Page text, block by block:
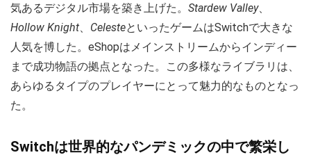
気あるデジタル市場を築き上げた。 Stardew Valley、
Hollow Knight
CelesteといったゲームはSwitchで大きな
人気を博した。eShopはメインストリームからインディー
まで成功物語の拠点となった。この多様なライブラリは、
あらゆるタイプのプレイヤーにとって魅力的なものとなっ
た。
Switchは世界的なパンデミックの中で繁栄し